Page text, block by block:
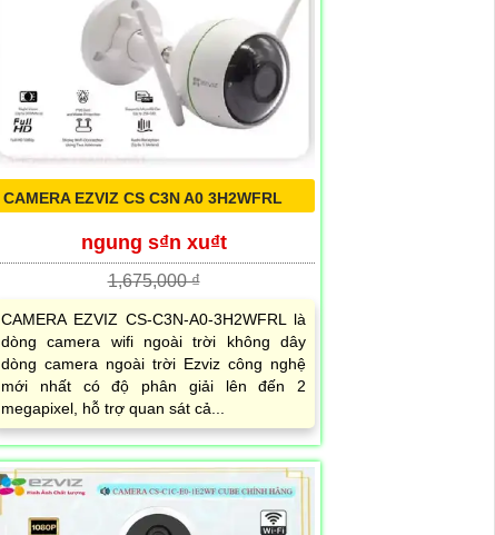
CAMERA EZVIZ CS C3N A0 3H2WFRL
ngung s₫n xu₫t
1,675,000 ₫
CAMERA EZVIZ CS-C3N-A0-3H2WFRL là
dòng camera wifi ngoài trời không dây
dòng camera ngoài trời Ezviz công nghệ
mới nhất có độ phân giải lên đến 2
megapixel, hỗ trợ quan sát cả...